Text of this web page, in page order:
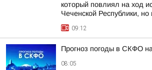
который повлиял на ход
Чеченской Республики, но
09:12
Прогноз погоды в СКФО на
08:05